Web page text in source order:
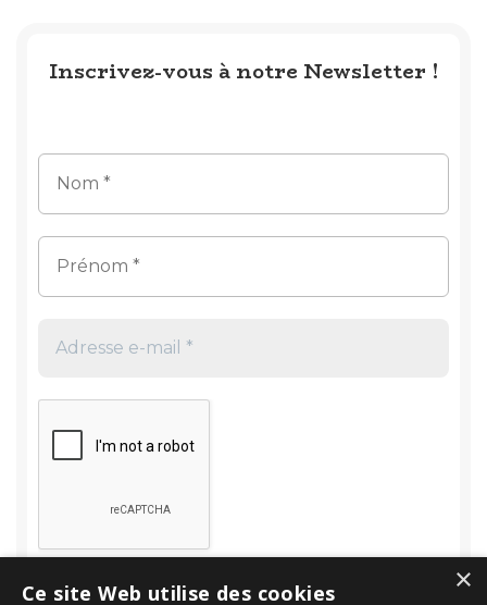
Inscrivez-vous à notre Newsletter !
×
Ce site Web utilise des cookies